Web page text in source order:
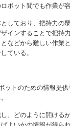
ボット間でも作業が
しており、把持力の
インすることで把持
などから難しい作
ている。
トのための情報提
、どのように開ける
よいかの情報が得